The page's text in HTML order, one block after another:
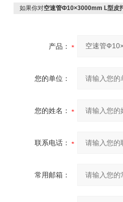
如果你对空速管Ф10×3000mm L型皮
产品：
您的单位：
您的姓名：
联系电话：
常用邮箱：